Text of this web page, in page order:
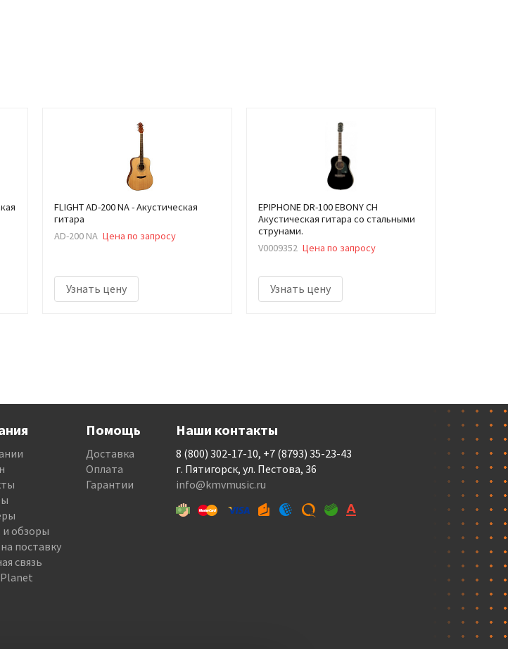
FLIGHT AD-200 NA - Акустическая
гитара
AD-200 NA Цена по запросу
Узнать цену
EPIPHONE DR-100 EBONY CH
Акустическая гитара со стальными
струнами.
V0009352 Цена по запросу
Узнать цену
обзоры
поставку
связь
Помощь
Доставка
Оплата
Гарантии
Наши контакты
8 (800) 302-17-10, +7 (8793) 35-23-43
г. Пятигорск, ул. Пестова, 36
info@kmvmusic.ru